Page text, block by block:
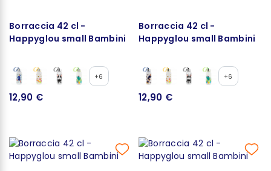
Borraccia 42 cl -
Happyglou small Bambini
+6
12,90 €
Borraccia 42 cl -
Happyglou small Bambini
+6
12,90 €